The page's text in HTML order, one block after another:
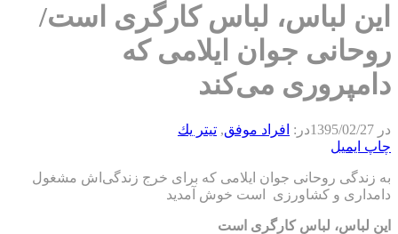
این لباس، لباس کارگری است/
روحانی جوان ایلامی که
دامپروری می‌کند
در 1395/02/27در: افراد موفق, تيتر يك
چاپ ایمیل
به زندگی روحانی جوان ایلامی که برای خرج زندگی‌اش مشغول
دامداری و کشاورزی است خوش آمدید
این لباس، لباس کارگری است